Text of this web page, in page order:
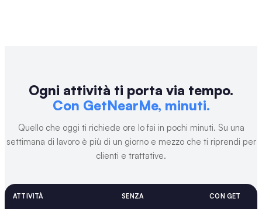
Ogni attività ti porta via tempo.
Con GetNearMe, minuti.
Quello che oggi ti richiede ore lo fai in pochi minuti. Su una
settimana di lavoro è più di un giorno e mezzo che ti riprendi per
clienti e trattative.
ATTIVITÀ SENZA CON GET